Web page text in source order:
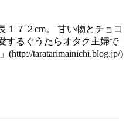
１７２cm。 甘い物とチョコ
するぐうたらオタク主婦で
taratarimainichi.blog.jp/)